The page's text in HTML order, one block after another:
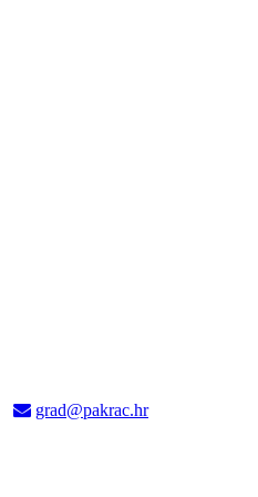
grad@pakrac.hr